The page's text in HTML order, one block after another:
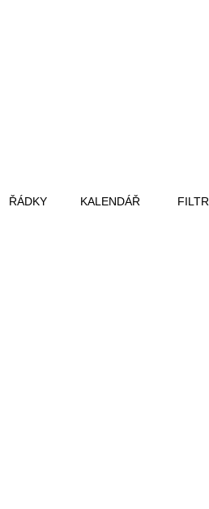
ŘÁDKY KALENDÁŘ FILTR